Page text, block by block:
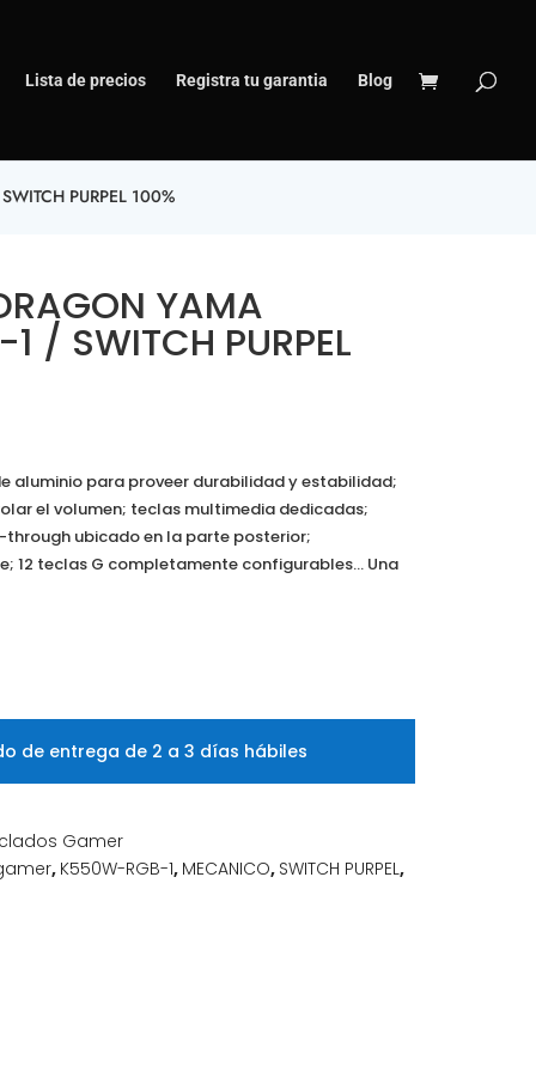
Lista de precios Registra tu garantia Blog
PURPEL 100%
YAMA
/ SWITCH PURPEL
aluminio para proveer durabilidad y estabilidad;
el volumen; teclas multimedia dedicadas;
through ubicado en la parte posterior;
12 teclas G completamente configurables… Una
de entrega de 2 a 3 días hábiles
Gamer
, K550W-RGB-1, MECANICO, SWITCH PURPEL,